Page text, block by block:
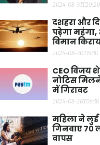
2024-08-31T20:20
दशहरा और
पड़ेगा
विमान
2024-08-30T14:10
CEO विजय
नोटिस
में गिरावट
2024-08-26T06:10
महिला ने लुई
गिनवाए 70
वापस